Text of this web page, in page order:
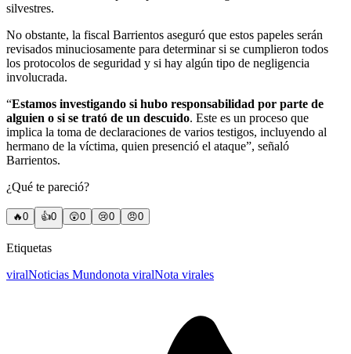
silvestres.
No obstante, la fiscal Barrientos aseguró que estos papeles serán
revisados minuciosamente para determinar si se cumplieron todos
los protocolos de seguridad y si hay algún tipo de negligencia
involucrada.
“Estamos investigando si hubo responsabilidad por parte de
alguien o si se trató de un descuido. Este es un proceso que
implica la toma de declaraciones de varios testigos, incluyendo al
hermano de la víctima, quien presenció el ataque”, señaló
Barrientos.
¿Qué te pareció?
🔥0 👍0 😲0 😢0 😠0
Etiquetas
viralNoticias Mundonota viralNota virales